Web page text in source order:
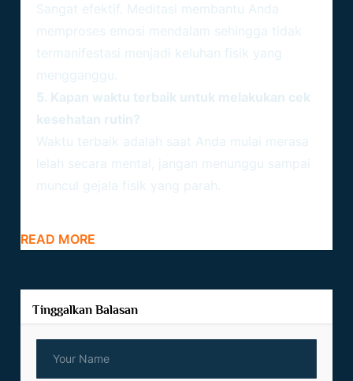
Sangat efektif. Meditasi membantu Anda
memproses emosi mendalam sehingga tidak
termanifestasi menjadi keluhan fisik yang
mengganggu.
5. Kapan waktu terbaik untuk melakukan cek
kesehatan rutin?
Waktu terbaik adalah saat Anda mulai merasa
lelah secara mental, jangan menunggu sampai
muncul gejala fisik yang parah.
READ MORE
Tinggalkan Balasan